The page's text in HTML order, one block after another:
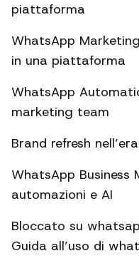
piattaforma
WhatsApp
in una piattaforma
WhatsApp
marketing team
Brand refresh
WhatsApp Business
automazioni e AI
Bloccato su
Guida all’uso di